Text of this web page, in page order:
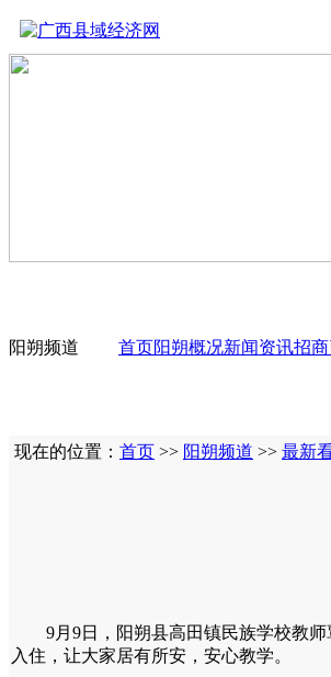
阳朔频道 首页阳朔概况新闻资讯招
现在的位置： 首页 >> 阳朔频道 >> 最新
9月9日，阳朔县高田镇民族学校教师
入住，让大家居有所安，安心教学。